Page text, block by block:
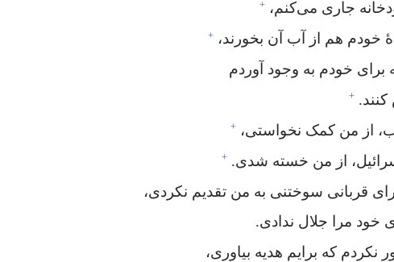
جاری می‌کنم،‏ +
خودم هم از آب آن بخورند،‏ +
خودم به وجود آوردم
+
از من کمک نخواستی،‏ +
از من خسته شدی.‏ +
قربانی سوختنی به من تقدیم نکردی،‏
خود مرا جلال ندادی.‏
نکردم که برایم هدیه بیاوری،‏